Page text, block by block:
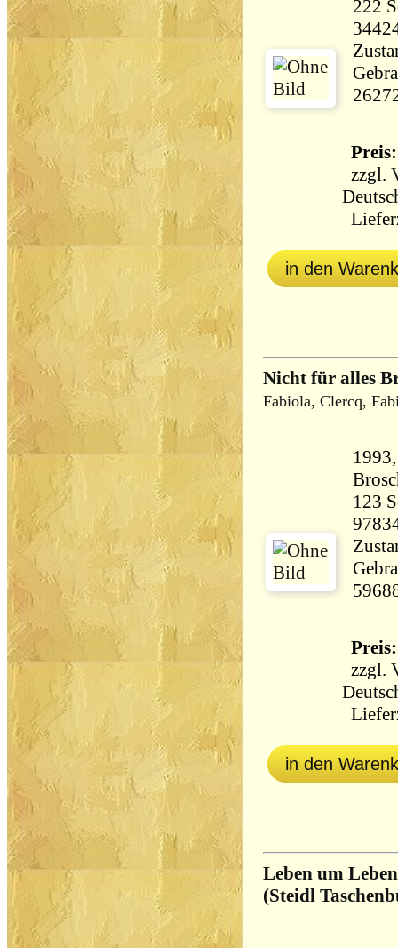
222 Seiten
zzgl.
in den
Nicht für alles
Fabiola, Clercq,
123 Seiten
zzgl.
in den
Leben um
(Steidl